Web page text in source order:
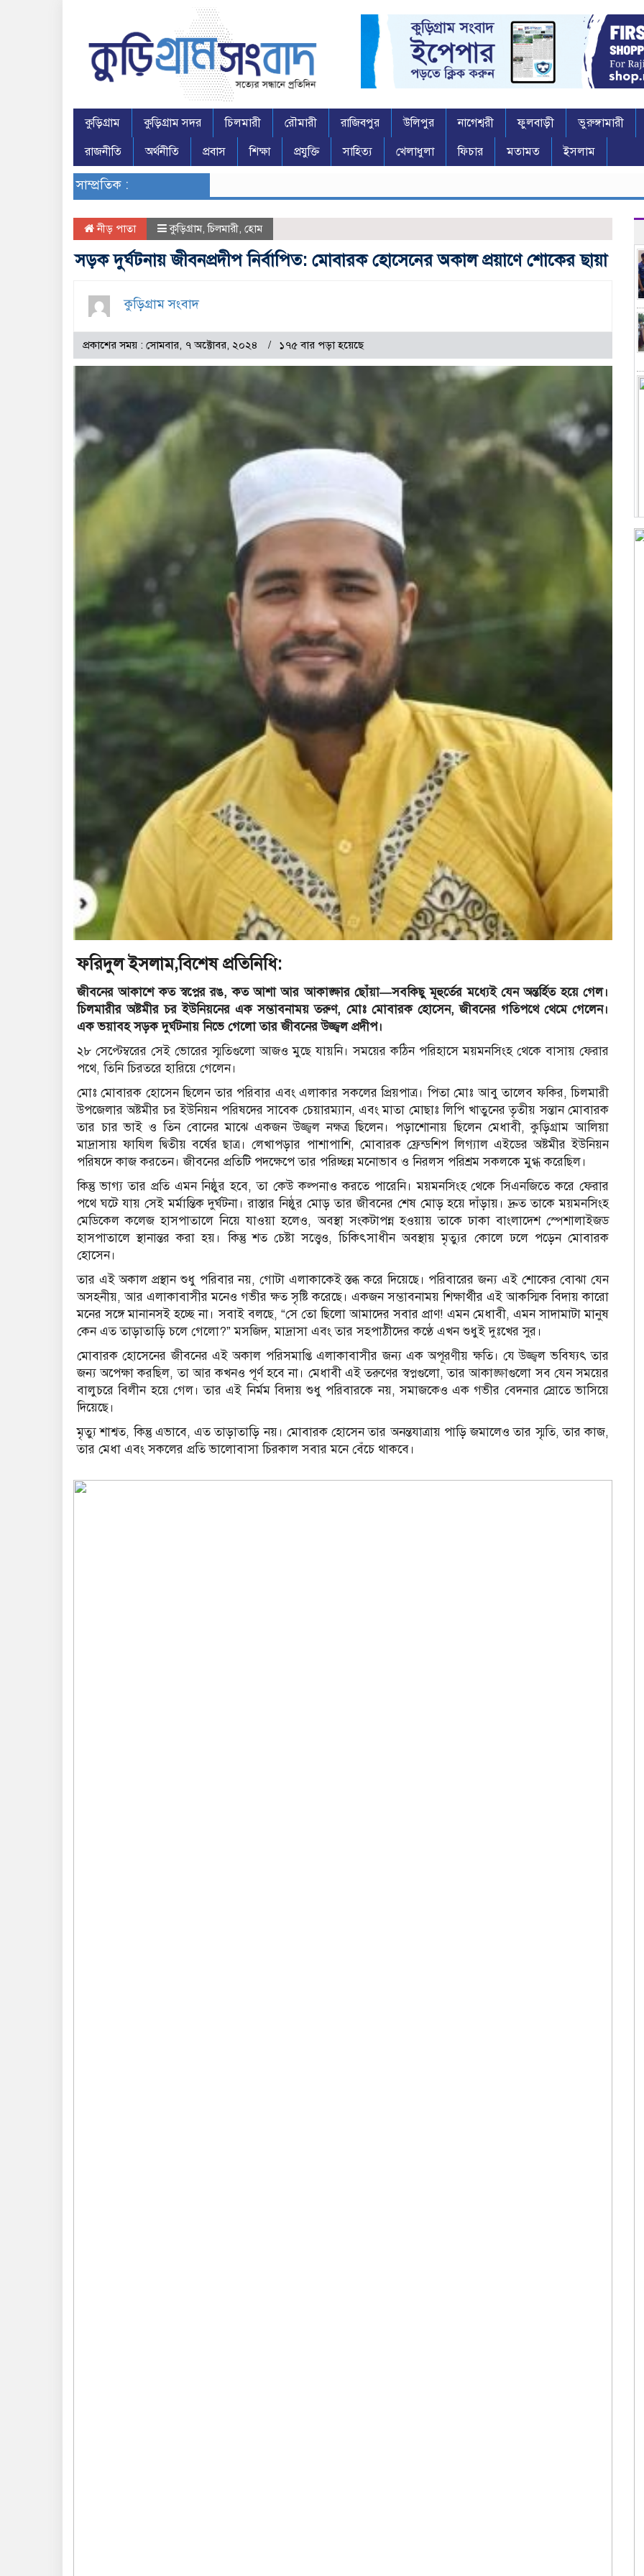
কুড়িগ্রাম কুড়িগ্রাম সদর চিলমারী রৌমারী রাজিবপুর উলিপুর নাগেশ্বরী ফুলবাড়ী ভুরুঙ্গামারী
রাজনীতি
অর্থনীতি প্রবাস শিক্ষা প্রযুক্তি সাহিত্য খেলাধুলা ফিচার মতামত ইসলাম
সাম্প্রতিক :
নীড় পাতা কুড়িগ্রাম,চিলমারী, হোম
সড়ক দুর্ঘটনায় জীবনপ্রদীপ নির্বাপিত: মোবারক হোসেনের অকাল প্রয়াণে শোকের ছায়া
কুড়িগ্রাম সংবাদ
প্রকাশের সময় : সোমবার, ৭ অক্টোবর, ২০২৪ ১৭৫ বার পড়া হয়েছে
ফরিদুল ইসলাম,বিশেষ প্রতিনিধি:
জীবনের আকাশে কত স্বপ্নের রঙ, কত আশা আর আকাঙ্ক্ষার ছোঁয়া—সবকিছু মূহুর্তের মধ্যেই যেন অন্তর্হিত হয়ে গেল।
চিলমারীর অষ্টমীর চর ইউনিয়নের এক সম্ভাবনাময় তরুণ, মোঃ মোবারক হোসেন, জীবনের গতিপথে থেমে গেলেন।
এক ভয়াবহ সড়ক দুর্ঘটনায় নিভে গেলো তার জীবনের উজ্জ্বল প্রদীপ।
২৮ সেপ্টেম্বরের সেই ভোরের স্মৃতিগুলো আজও মুছে যায়নি। সময়ের কঠিন পরিহাসে ময়মনসিংহ থেকে বাসায় ফেরার
পথে, তিনি চিরতরে হারিয়ে গেলেন।
মোঃ মোবারক হোসেন ছিলেন তার পরিবার এবং এলাকার সকলের প্রিয়পাত্র। পিতা মোঃ আবু তালেব ফকির, চিলমারী
উপজেলার অষ্টমীর চর ইউনিয়ন পরিষদের সাবেক চেয়ারম্যান, এবং মাতা মোছাঃ লিপি খাতুনের তৃতীয় সন্তান মোবারক
তার চার ভাই ও তিন বোনের মাঝে একজন উজ্জ্বল নক্ষত্র ছিলেন। পড়াশোনায় ছিলেন মেধাবী, কুড়িগ্রাম আলিয়া
মাদ্রাসায় ফাযিল দ্বিতীয় বর্ষের ছাত্র। লেখাপড়ার পাশাপাশি, মোবারক ফ্রেন্ডশিপ লিগ্যাল এইডের অষ্টমীর ইউনিয়ন
পরিষদে কাজ করতেন। জীবনের প্রতিটি পদক্ষেপে তার পরিচ্ছন্ন মনোভাব ও নিরলস পরিশ্রম সকলকে মুগ্ধ করেছিল।
কিন্তু ভাগ্য তার প্রতি এমন নিষ্ঠুর হবে, তা কেউ কল্পনাও করতে পারেনি। ময়মনসিংহ থেকে সিএনজিতে করে ফেরার
পথে ঘটে যায় সেই মর্মান্তিক দুর্ঘটনা। রাস্তার নিষ্ঠুর মোড় তার জীবনের শেষ মোড় হয়ে দাঁড়ায়। দ্রুত তাকে ময়মনসিংহ
মেডিকেল কলেজ হাসপাতালে নিয়ে যাওয়া হলেও, অবস্থা সংকটাপন্ন হওয়ায় তাকে ঢাকা বাংলাদেশ স্পেশালাইজড
হাসপাতালে স্থানান্তর করা হয়। কিন্তু শত চেষ্টা সত্ত্বেও, চিকিৎসাধীন অবস্থায় মৃত্যুর কোলে ঢলে পড়েন মোবারক
হোসেন।
তার এই অকাল প্রস্থান শুধু পরিবার নয়, গোটা এলাকাকেই স্তব্ধ করে দিয়েছে। পরিবারের জন্য এই শোকের বোঝা যেন
অসহনীয়, আর এলাকাবাসীর মনেও গভীর ক্ষত সৃষ্টি করেছে। একজন সম্ভাবনাময় শিক্ষার্থীর এই আকস্মিক বিদায় কারো
মনের সঙ্গে মানানসই হচ্ছে না। সবাই বলছে, “সে তো ছিলো আমাদের সবার প্রাণ! এমন মেধাবী, এমন সাদামাটা মানুষ
কেন এত তাড়াতাড়ি চলে গেলো?” মসজিদ, মাদ্রাসা এবং তার সহপাঠীদের কণ্ঠে এখন শুধুই দুঃখের সুর।
মোবারক হোসেনের জীবনের এই অকাল পরিসমাপ্তি এলাকাবাসীর জন্য এক অপূরণীয় ক্ষতি। যে উজ্জ্বল ভবিষ্যৎ তার
জন্য অপেক্ষা করছিল, তা আর কখনও পূর্ণ হবে না। মেধাবী এই তরুণের স্বপ্নগুলো, তার আকাঙ্ক্ষাগুলো সব যেন সময়ের
বালুচরে বিলীন হয়ে গেল। তার এই নির্মম বিদায় শুধু পরিবারকে নয়, সমাজকেও এক গভীর বেদনার স্রোতে ভাসিয়ে
দিয়েছে।
মৃত্যু শাশ্বত, কিন্তু এভাবে, এত তাড়াতাড়ি নয়। মোবারক হোসেন তার অনন্তযাত্রায় পাড়ি জমালেও তার স্মৃতি, তার কাজ,
তার মেধা এবং সকলের প্রতি ভালোবাসা চিরকাল সবার মনে বেঁচে থাকবে।